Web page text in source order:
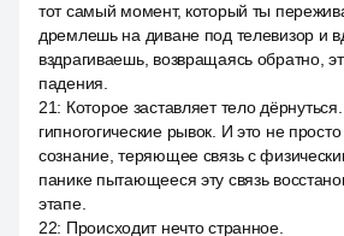
тот самый момент, который ты
дремлешь на диване под телевизор и
вздрагиваешь, возвращаясь обратно,
падения.
21: Которое заставляет тело
гипногогические рывок. И это не
сознание, теряющее связь с
панике пытающееся эту связь
этапе.
22: Происходит нечто странное.